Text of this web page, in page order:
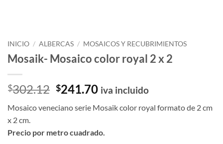
INICIO / ALBERCAS / MOSAICOS Y RECUBRIMIENTOS
Mosaik- Mosaico color royal 2 x 2
$302.12 El
original
$302.12.
$241.70El
actual
$241.70.
iva incluido
Mosaico veneciano serie Mosaik color royal formato de 2 cm
x 2 cm.
Precio por metro cuadrado.